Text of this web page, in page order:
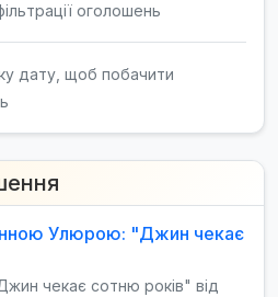
оголошень
дату, щоб побачити
Улюрою: "Джин чекає
чекає сотню років" від